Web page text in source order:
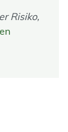
Risiko,